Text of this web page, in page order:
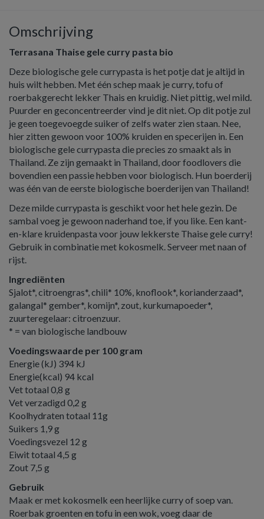
Omschrijving
Terrasana Thaise gele curry pasta bio
Deze biologische gele currypasta is het potje dat je altijd in
huis wilt hebben. Met één schep maak je curry, tofu of
roerbakgerecht lekker Thais en kruidig. Niet pittig, wel mild.
Puurder en geconcentreerder vind je dit niet. Op dit potje zul
je geen toegevoegde suiker of zelfs water zien staan. Nee,
hier zitten gewoon voor 100% kruiden en specerijen in. Een
biologische gele currypasta die precies zo smaakt als in
Thailand. Ze zijn gemaakt in Thailand, door foodlovers die
bovendien een passie hebben voor biologisch. Hun boerderij
was één van de eerste biologische boerderijen van Thailand!
Deze milde currypasta is geschikt voor het hele gezin. De
sambal voeg je gewoon naderhand toe, if you like. Een kant-
en-klare kruidenpasta voor jouw lekkerste Thaise gele curry!
Gebruik in combinatie met kokosmelk. Serveer met naan of
rijst.
Ingrediënten
Sjalot*, citroengras*, chili* 10%, knoflook*, korianderzaad*,
galangal* gember*, komijn*, zout, kurkumapoeder*,
zuurteregelaar: citroenzuur.
* = van biologische landbouw
Voedingswaarde per 100 gram
Energie (kJ) 394 kJ
Energie(kcal) 94 kcal
Vet totaal 0,8 g
Vet verzadigd 0,2 g
Koolhydraten totaal 11g
Suikers 1,9 g
Voedingsvezel 12 g
Eiwit totaal 4,5 g
Zout 7,5 g
Gebruik
Maak er met kokosmelk een heerlijke curry of soep van.
Roerbak groenten en tofu in een wok, voeg daar de